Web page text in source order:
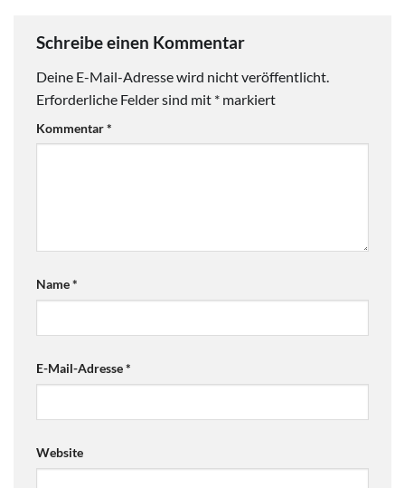
Schreibe einen Kommentar
Deine E-Mail-Adresse wird nicht veröffentlicht.
Erforderliche Felder sind mit * markiert
Kommentar*
Name*
E-Mail-Adresse*
Website